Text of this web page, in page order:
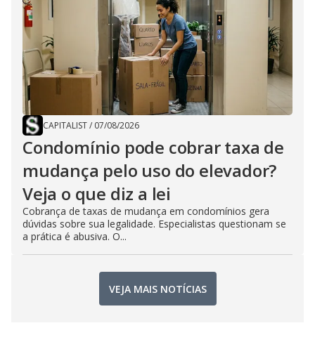
CAPITALIST/ 07/08/2026
Condomínio pode cobrar taxa de
mudança pelo uso do elevador?
Veja o que diz a lei
Cobrança de taxas de mudança em condomínios gera
dúvidas sobre sua legalidade. Especialistas questionam se
a prática é abusiva. O...
VEJA MAIS NOTÍCIAS